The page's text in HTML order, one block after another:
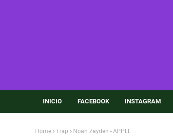
INICIO FACEBOOK INSTAGRAM
Home Trap Noah Zayden - APPLE